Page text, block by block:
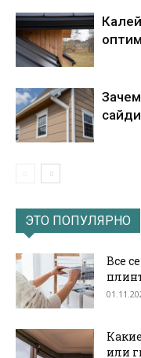
ЭТО ПОПУЛЯРНО
Все
или